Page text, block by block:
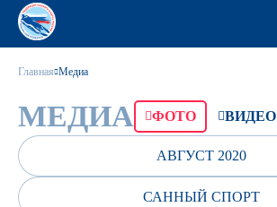
Главная Медиа
МЕДИА ФОТО ВИДЕО
АВГУСТ 2020
САННЫЙ СПОРТ